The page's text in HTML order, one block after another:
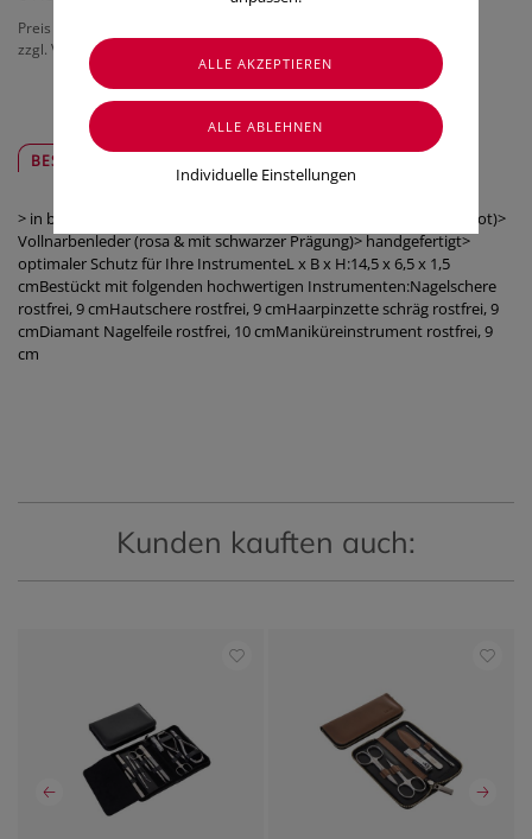
Preis inkl. MwSt.
zzgl. Versandkosten
BESCHREIBUNG
> in beige, rot, schwarz und rosa erhältlich> Nappaleder (beige & rot)>
Vollnarbenleder (rosa & mit schwarzer Prägung)> handgefertigt>
optimaler Schutz für Ihre InstrumenteL x B x H:14,5 x 6,5 x 1,5
cmBestückt mit folgenden hochwertigen Instrumenten:Nagelschere
rostfrei, 9 cmHautschere rostfrei, 9 cmHaarpinzette schräg rostfrei, 9
cmDiamant Nagelfeile rostfrei, 10 cmManiküreinstrument rostfrei, 9
cm
Kunden kauften auch:
Individuelle Einstellungen